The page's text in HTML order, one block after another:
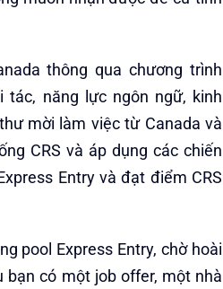
thông qua chương trình
tác, năng lực ngôn ngữ, kinh
mời làm việc từ Canada và
CRS và áp dụng các chiến
Entry và đạt điểm CRS
pool Express Entry, chờ hoài
bạn có một job offer, một nhà